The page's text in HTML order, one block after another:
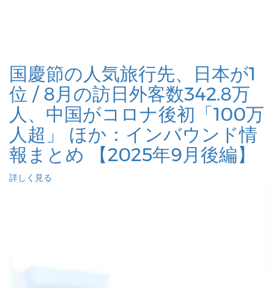
国慶節の人気旅行先、日本が1
位 / 8月の訪日外客数342.8万
人、中国がコロナ後初「100万
人超」 ほか：インバウンド情
報まとめ 【2025年9月後編】
詳しく見る